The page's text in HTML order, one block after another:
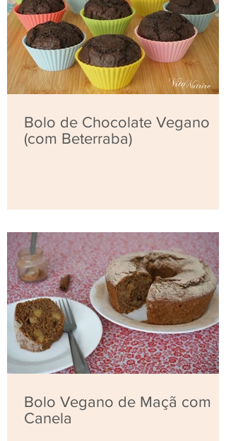
Bolo de Chocolate Vegano
(com Beterraba)
Bolo Vegano de Maçã com
Canela